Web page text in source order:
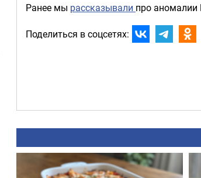
Ранее мы рассказывали про аномалии
Поделиться в соцсетях: